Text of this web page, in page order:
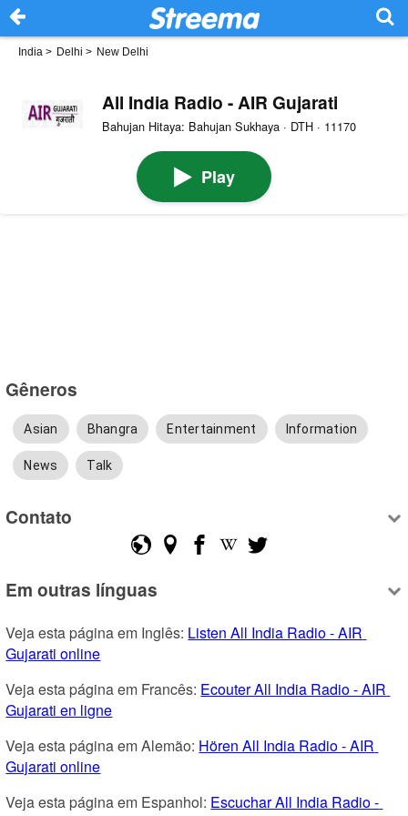
India > Delhi > New Delhi
All India Radio - AIR Gujarati
Bahujan Hitaya: Bahujan Sukhaya · DTH · 11170
Play
Gêneros
Asian Bhangra Entertainment Information
News Talk
Contato
Em outras línguas
Veja esta página em Inglês: Listen All India Radio - AIR
Gujarati online
Veja esta página em Francês: Ecouter All India Radio - AIR
Gujarati en ligne
Veja esta página em Alemão: Hören All India Radio - AIR
Gujarati online
Veja esta página em Espanhol: Escuchar All India Radio -